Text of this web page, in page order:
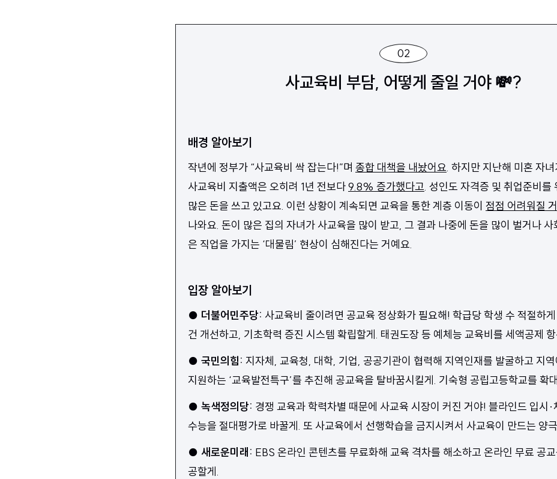
02
사교육비 부담, 어떻게 줄일 거야 💸?
배경 알아보기
작년에 정부가 “사교육비 싹 잡는다!”며 종합 대책을 내놨어요. 하지만 지난해 미혼 자
사교육비 지출액은 오히려 1년 전보다9.8% 증가했다고. 성인도 자격증 및 취업준비를
많은 돈을 쓰고 있고요. 이런 상황이 계속되면 교육을 통한 계층 이동이 점점 어려워질
나와요. 돈이 많은 집의 자녀가 사교육을 많이 받고, 그 결과 나중에 돈을 많이 벌거나 사
은 직업을 가지는 ‘대물림’ 현상이 심해진다는 거예요.
입장 알아보기
● 더불어민주당: 사교육비 줄이려면 공교육 정상화가 필요해! 학급당 학생 수 적절하
건 개선하고, 기초학력 증진 시스템 확립할게. 태권도장 등 예체능 교육비를 세액공제
● 국민의힘: 지자체, 교육청, 대학, 기업, 공공기관이 협력해 지역인재를 발굴하고 지
지원하는 ‘교육발전특구’를 추진해 공교육을 탈바꿈시킬게. 기숙형 공립고등학교를 확
● 녹색정의당: 경쟁 교육과 학력차별 때문에 사교육 시장이 커진 거야! 블라인드 입시·
수능을 절대평가로 바꿀게. 또 사교육에서 선행학습을 금지시켜서 사교육이 만드는 양
● 새로운미래 : EBS 온라인 콘텐츠를 무료화해 교육 격차를 해소하고 온라인 무료 공
공할게.